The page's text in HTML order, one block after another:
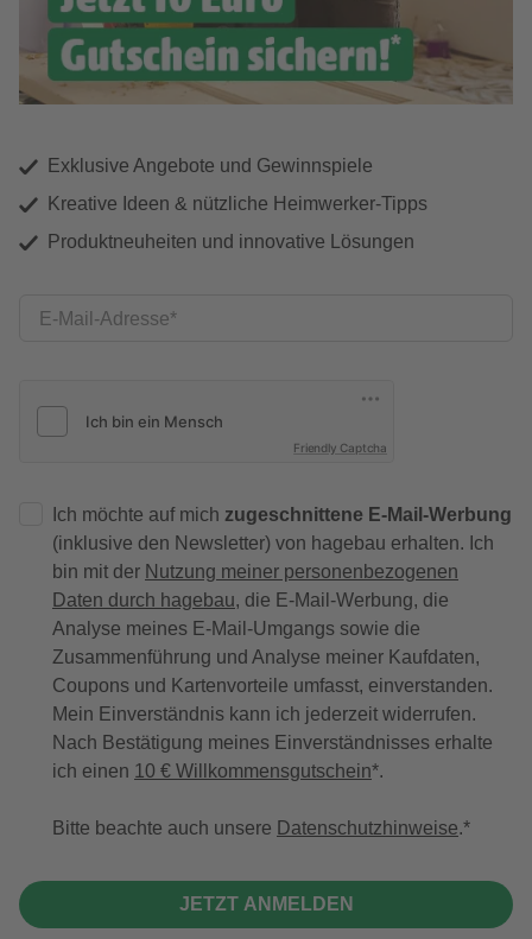
Exklusive Angebote und Gewinnspiele
Kreative Ideen & nützliche Heimwerker-Tipps
Produktneuheiten und innovative Lösungen
E-Mail-Adresse
Friendly Captcha
Ich möchte auf mich zugeschnittene E-Mail-Werbung
(inklusive den Newsletter) von hagebau erhalten. Ich
bin mit der Nutzung meiner personenbezogenen
Daten durch hagebau, die E-Mail-Werbung, die
Analyse meines E-Mail-Umgangs sowie die
Zusammenführung und Analyse meiner Kaufdaten,
Coupons und Kartenvorteile umfasst, einverstanden.
Mein Einverständnis kann ich jederzeit widerrufen.
Nach Bestätigung meines Einverständnisses erhalte
ich einen 10 € Willkommensgutschein*.
Bitte beachte auch unsere Datenschutzhinweise.
JETZT ANMELDEN